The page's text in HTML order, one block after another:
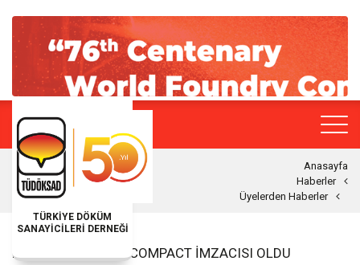
TÜRKİYE DÖKÜM
SANAYİCİLERİ DERNEĞİ
Anasayfa
Haberler
Üyelerden Haberler
KUTES UN GLOBAL COMPACT İMZACISI OLDU